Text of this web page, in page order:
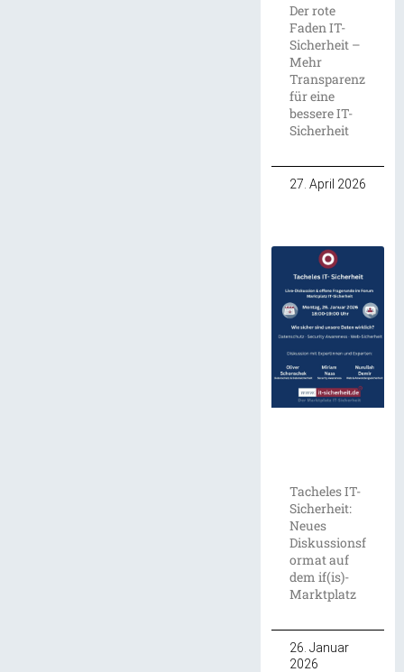
Der rote
Faden IT-
Sicherheit –
Mehr
Transparenz
für eine
bessere IT-
Sicherheit
27. April 2026
Tacheles IT-
Sicherheit:
Neues
Diskussionsf
ormat auf
dem if(is)-
Marktplatz
26. Januar
2026